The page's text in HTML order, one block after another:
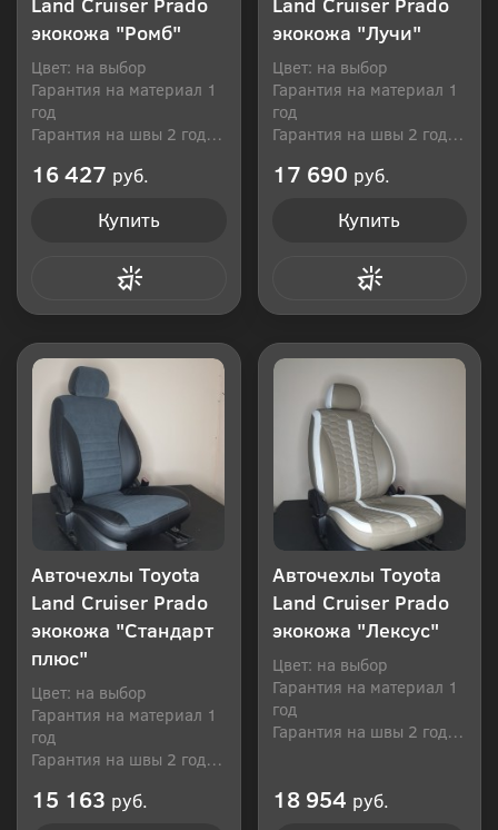
экокожа "Ромб"
Цвет: на выбор
Гарантия на материал 1
год
Гарантия на швы 2 года
16 427 руб.
Купить
экокожа "Лучи"
Цвет: на выбор
Гарантия на материал 1
год
Гарантия на швы 2 года
17 690 руб.
Купить
Авточехлы Toyota
Land Cruiser Prado
экокожа "Стандарт
плюс"
Цвет: на выбор
Гарантия на материал 1
год
Гарантия на швы 2 года
15 163 руб.
Авточехлы Toyota
Land Cruiser Prado
экокожа "Лексус"
Цвет: на выбор
Гарантия на материал 1
год
Гарантия на швы 2 года
18 954 руб.